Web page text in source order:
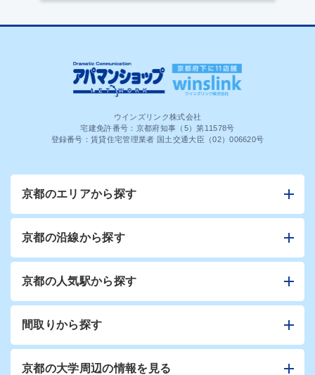
ウインズリンク株式会社
宅建免許番号：京都府知事（5）第11578号
登録番号：賃貸住宅管理業者 国土交通大臣（02）006620号
京都のエリアから探す
京都の沿線から探す
京都の人気駅から探す
間取りから探す
京都の大学周辺の情報を見る